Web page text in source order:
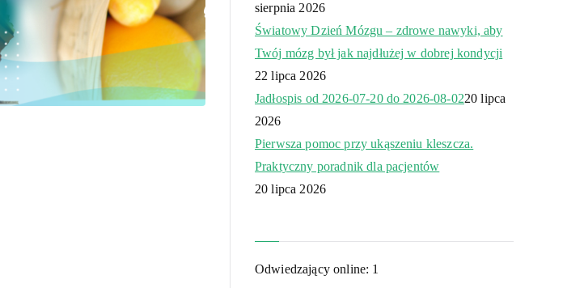
sierpnia 2026
Światowy Dzień Mózgu – zdrowe nawyki, aby
Twój mózg był jak najdłużej w dobrej kondycji
22 lipca 2026
Jadłospis od 2026-07-20 do 2026-08-0220 lipca
2026
Pierwsza pomoc przy ukąszeniu kleszcza.
Praktyczny poradnik dla pacjentów
20 lipca 2026
Odwiedzający online: 1